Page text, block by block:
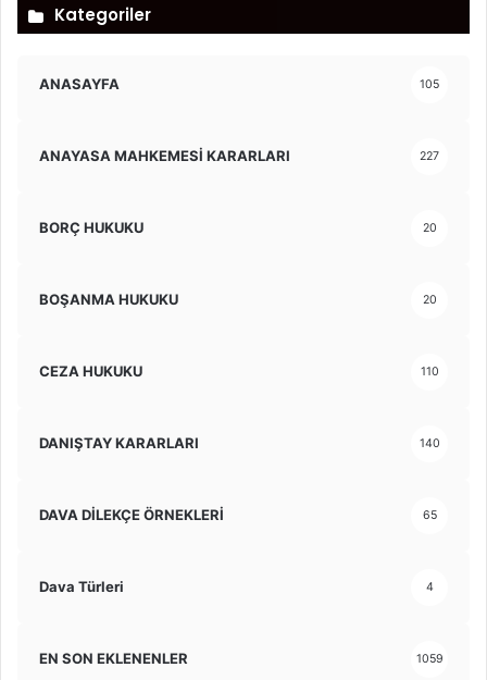
Kategoriler
ANASAYFA 105
ANAYASA MAHKEMESİ KARARLARI 227
BORÇ HUKUKU 20
BOŞANMA HUKUKU 20
CEZA HUKUKU 110
DANIŞTAY KARARLARI 140
DAVA DİLEKÇE ÖRNEKLERİ 65
Dava Türleri 4
EN SON EKLENENLER 1059